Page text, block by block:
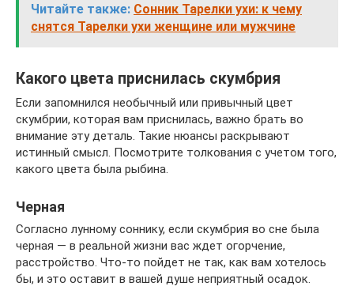
Читайте также: Сонник Тарелки ухи: к чему
снятся Тарелки ухи женщине или мужчине
Какого цвета приснилась скумбрия
Если запомнился необычный или привычный цвет
скумбрии, которая вам приснилась, важно брать во
внимание эту деталь. Такие нюансы раскрывают
истинный смысл. Посмотрите толкования с учетом того,
какого цвета была рыбина.
Черная
Согласно лунному соннику, если скумбрия во сне была
черная — в реальной жизни вас ждет огорчение,
расстройство. Что-то пойдет не так, как вам хотелось
бы, и это оставит в вашей душе неприятный осадок.